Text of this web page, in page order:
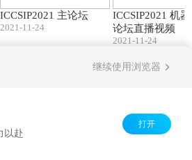
ICCSIP2021 主论坛
2021-11-24
ICCSIP2021 机
论坛直播视频
2021-11-24
继续使用浏览器
以赴
打开